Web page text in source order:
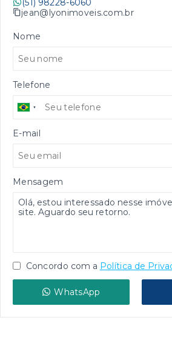
(51) 98228-6060
jean@lyonimoveis.com.br
Nome
Telefone
E-mail
Mensagem
Concordo com a Política de
WhatsApp